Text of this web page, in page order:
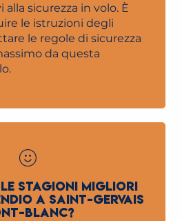
sicurezza in volo. È
le istruzioni degli
le regole di sicurezza
da questa
STAGIONI MIGLIORI
A SAINT-GERVAIS
BLANC?